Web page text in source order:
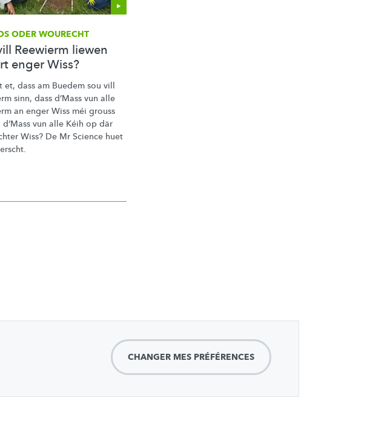
ODER WOURECHT
Reewierm liewen
enger Wiss?
et, dass am Buedem sou vill
sinn, dass d’Mass vun alle
an enger Wiss méi grouss
d’Mass vun alle Kéih op där
Wiss? De Mr Science huet
CHANGER MES PRÉFÉRENCES